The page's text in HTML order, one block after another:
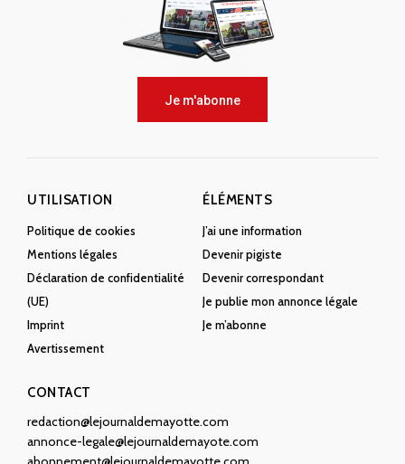
Je m'abonne
UTILISATION
Politique de cookies
Mentions légales
Déclaration de confidentialité
(UE)
Imprint
Avertissement
ÉLÉMENTS
J’ai une information
Devenir pigiste
Devenir correspondant
Je publie mon annonce légale
Je m’abonne
CONTACT
redaction@lejournaldemayotte.com
annonce-legale@lejournaldemayote.com